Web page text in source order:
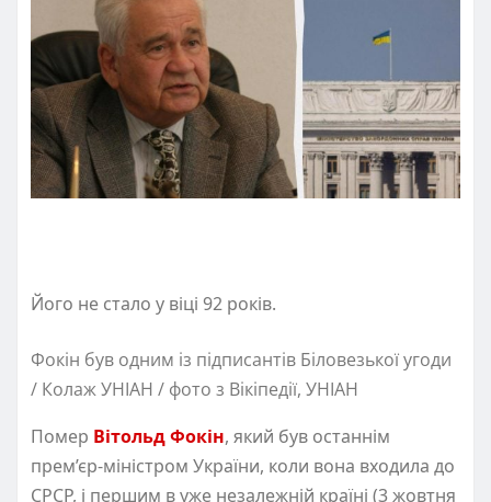
Його не стало у віці 92 років.
Фокін був одним із підписантів Біловезької угоди
/ Колаж УНІАН / фото з Вікіпедії, УНІАН
Помер Вітольд Фокін, який був останнім
прем’єр-міністром України, коли вона входила до
СРСР, і першим в уже незалежній країні (3 жовтня